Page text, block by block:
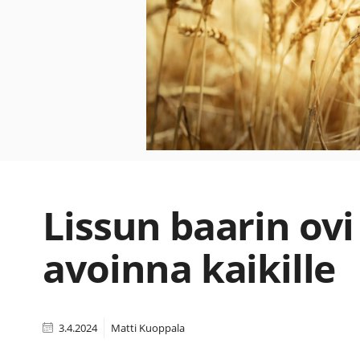
Lissun baarin
avoinna kaikille
3.4.2024 Matti Kuoppala